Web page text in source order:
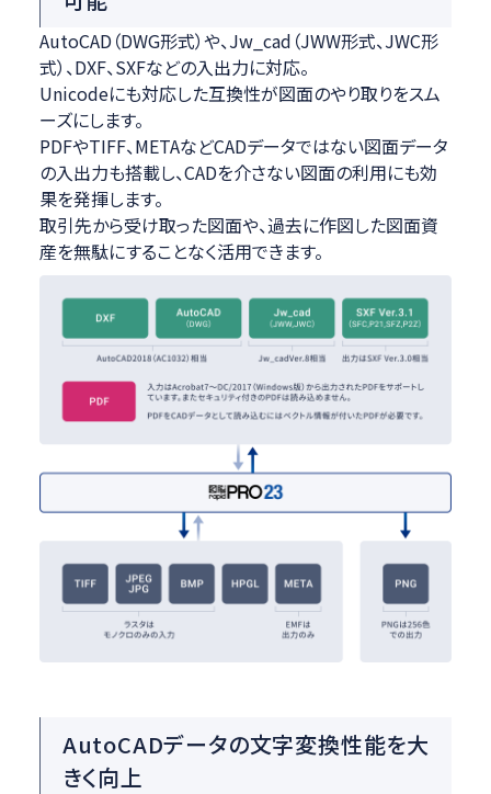
AutoCAD（DWG形式）や、Jw_cad（JWW形式、JWC形
式）、DXF、SXFなどの入出力に対応。
Unicodeにも対応した互換性が図面のやり取りをスム
ーズにします。
PDFやTIFF、METAなどCADデータではない図面データ
の入出力も搭載し、CADを介さない図面の利用にも効
果を発揮します。
取引先から受け取った図面や、過去に作図した図面資
産を無駄にすることなく活用できます。
AutoCADデータの文字変換性能を大
きく向上